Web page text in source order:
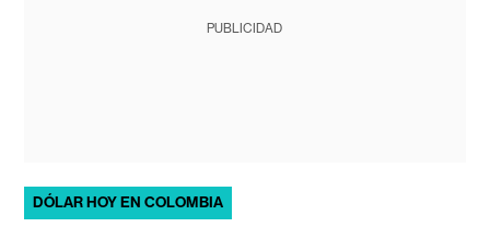
PUBLICIDAD
DÓLAR HOY EN COLOMBIA